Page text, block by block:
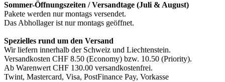
Sommer-Öffnungszeiten / Versandtage (Juli & August)
Pakete werden nur montags versendet.
Das Abhollager ist nur montags geöffnet.
Spezielles rund um den Versand
Wir liefern innerhalb der Schweiz und Liechtenstein.
Versandkosten CHF 8.50 (Economy) bzw. 10.50 (Priority).
Ab Warenwert CHF 130.00 versandkostenfrei.
Twint, Mastercard, Visa, PostFinance Pay, Vorkasse